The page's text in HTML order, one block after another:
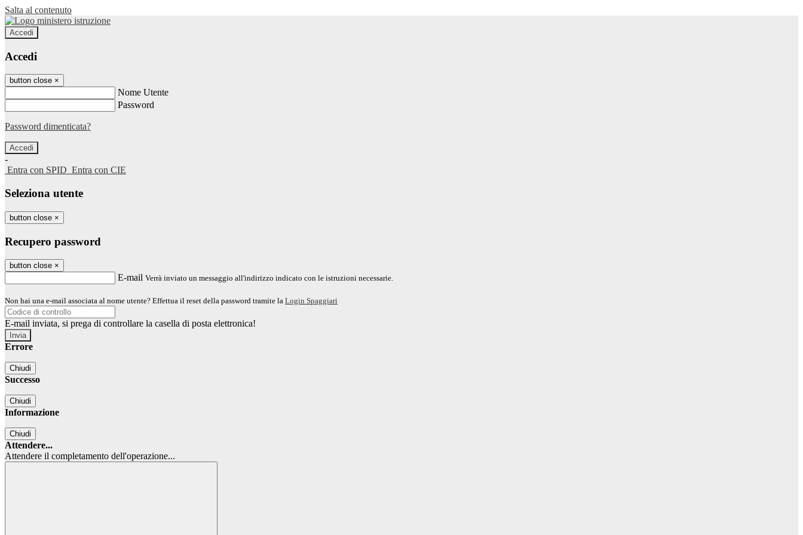
Salta al contenuto
Accedi
Accedi
button close ×
Nome Utente
Password
Password dimenticata?
-
Entra con SPID Entra con CIE
Seleziona utente
button close ×
Recupero password
button close ×
E-mail Verrà inviato un messaggio all'indirizzo indicato con le istruzioni necessarie.
Non hai una e-mail associata al nome utente? Effettua il reset della password tramite la Login Spaggiari
E-mail inviata, si prega di controllare la casella di posta elettronica!
Errore
Chiudi
Successo
Chiudi
Informazione
Chiudi
Attendere...
Attendere il completamento dell'operazione...